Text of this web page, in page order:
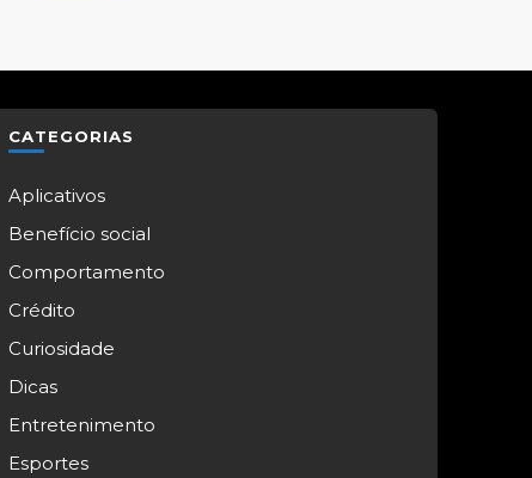
CATEGORIAS
Aplicativos
Benefício social
Comportamento
Crédito
Curiosidade
Dicas
Entretenimento
Esportes